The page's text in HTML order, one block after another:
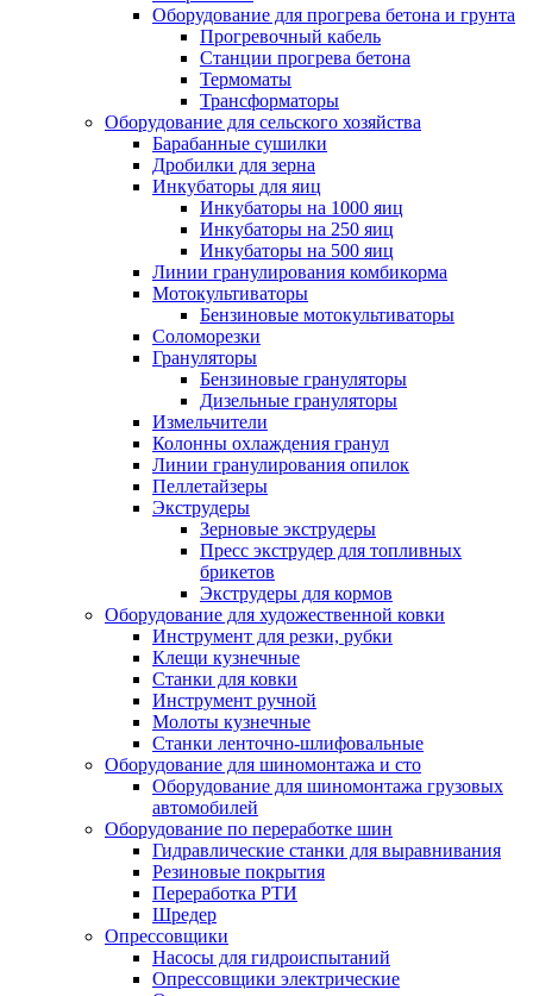
Оборудование для прогрева бетона и грунта
Прогревочный кабель
Станции прогрева бетона
Термоматы
Трансформаторы
Оборудование для сельского хозяйства
Барабанные сушилки
Дробилки для зерна
Инкубаторы для яиц
Инкубаторы на 1000 яиц
Инкубаторы на 250 яиц
Инкубаторы на 500 яиц
Линии гранулирования комбикорма
Мотокультиваторы
Бензиновые мотокультиваторы
Соломорезки
Грануляторы
Бензиновые грануляторы
Дизельные грануляторы
Измельчители
Колонны охлаждения гранул
Линии гранулирования опилок
Пеллетайзеры
Экструдеры
Зерновые экструдеры
Пресс экструдер для топливных
брикетов
Экструдеры для кормов
Оборудование для художественной ковки
Инструмент для резки, рубки
Клещи кузнечные
Станки для ковки
Инструмент ручной
Молоты кузнечные
Станки ленточно-шлифовальные
Оборудование для шиномонтажа и сто
Оборудование для шиномонтажа грузовых
автомобилей
Оборудование по переработке шин
Гидравлические станки для выравнивания
Резиновые покрытия
Переработка РТИ
Шредер
Опрессовщики
Насосы для гидроиспытаний
Опрессовщики электрические